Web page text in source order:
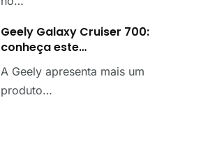
Geely Galaxy Cruiser 700:
conheça este…
A Geely apresenta mais um
produto…